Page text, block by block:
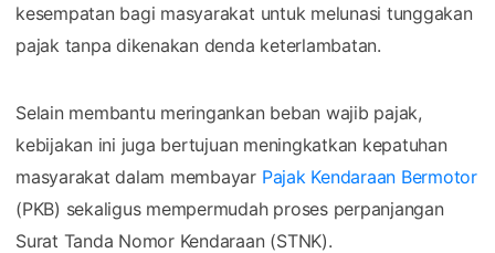
kesempatan bagi masyarakat untuk melunasi tunggakan
pajak tanpa dikenakan denda keterlambatan.
Selain membantu meringankan beban wajib pajak,
kebijakan ini juga bertujuan meningkatkan kepatuhan
masyarakat dalam membayar Pajak Kendaraan Bermotor
(PKB) sekaligus mempermudah proses perpanjangan
Surat Tanda Nomor Kendaraan (STNK).